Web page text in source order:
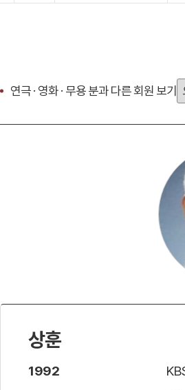
연극 · 영화 · 무용 분과 다른 회원 보기
상훈
1992